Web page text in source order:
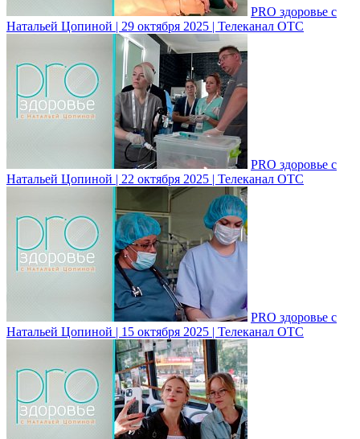
PRO здоровье с
Натальей Цопиной | 29 октября 2025 | Телеканал ОТС
PRO здоровье с
Натальей Цопиной | 22 октября 2025 | Телеканал ОТС
PRO здоровье с
Натальей Цопиной | 15 октября 2025 | Телеканал ОТС